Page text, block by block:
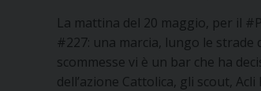
La mattina del 20 maggio, per il
#227: una marcia, lungo le
scommesse vi è un bar che ha
dell’azione Cattolica, gli scout,